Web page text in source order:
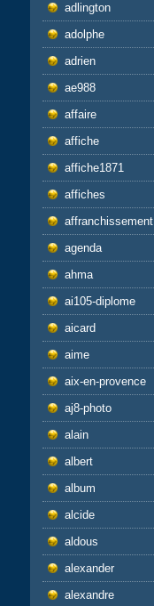
adlington
adolphe
adrien
ae988
affaire
affiche
affiche1871
affiches
affranchissement
agenda
ahma
ai105-diplome
aicard
aime
aix-en-provence
aj8-photo
alain
albert
album
alcide
aldous
alexander
alexandre